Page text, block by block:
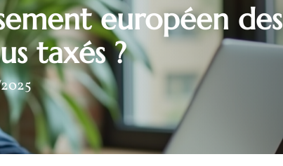
européen des
taxés ?